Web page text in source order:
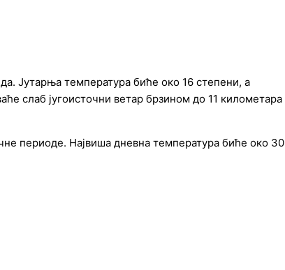
Јутарња температура биће око 16 степени, а
слаб југоисточни ветар брзином до 11 километара
периоде. Највиша дневна температура биће око 30